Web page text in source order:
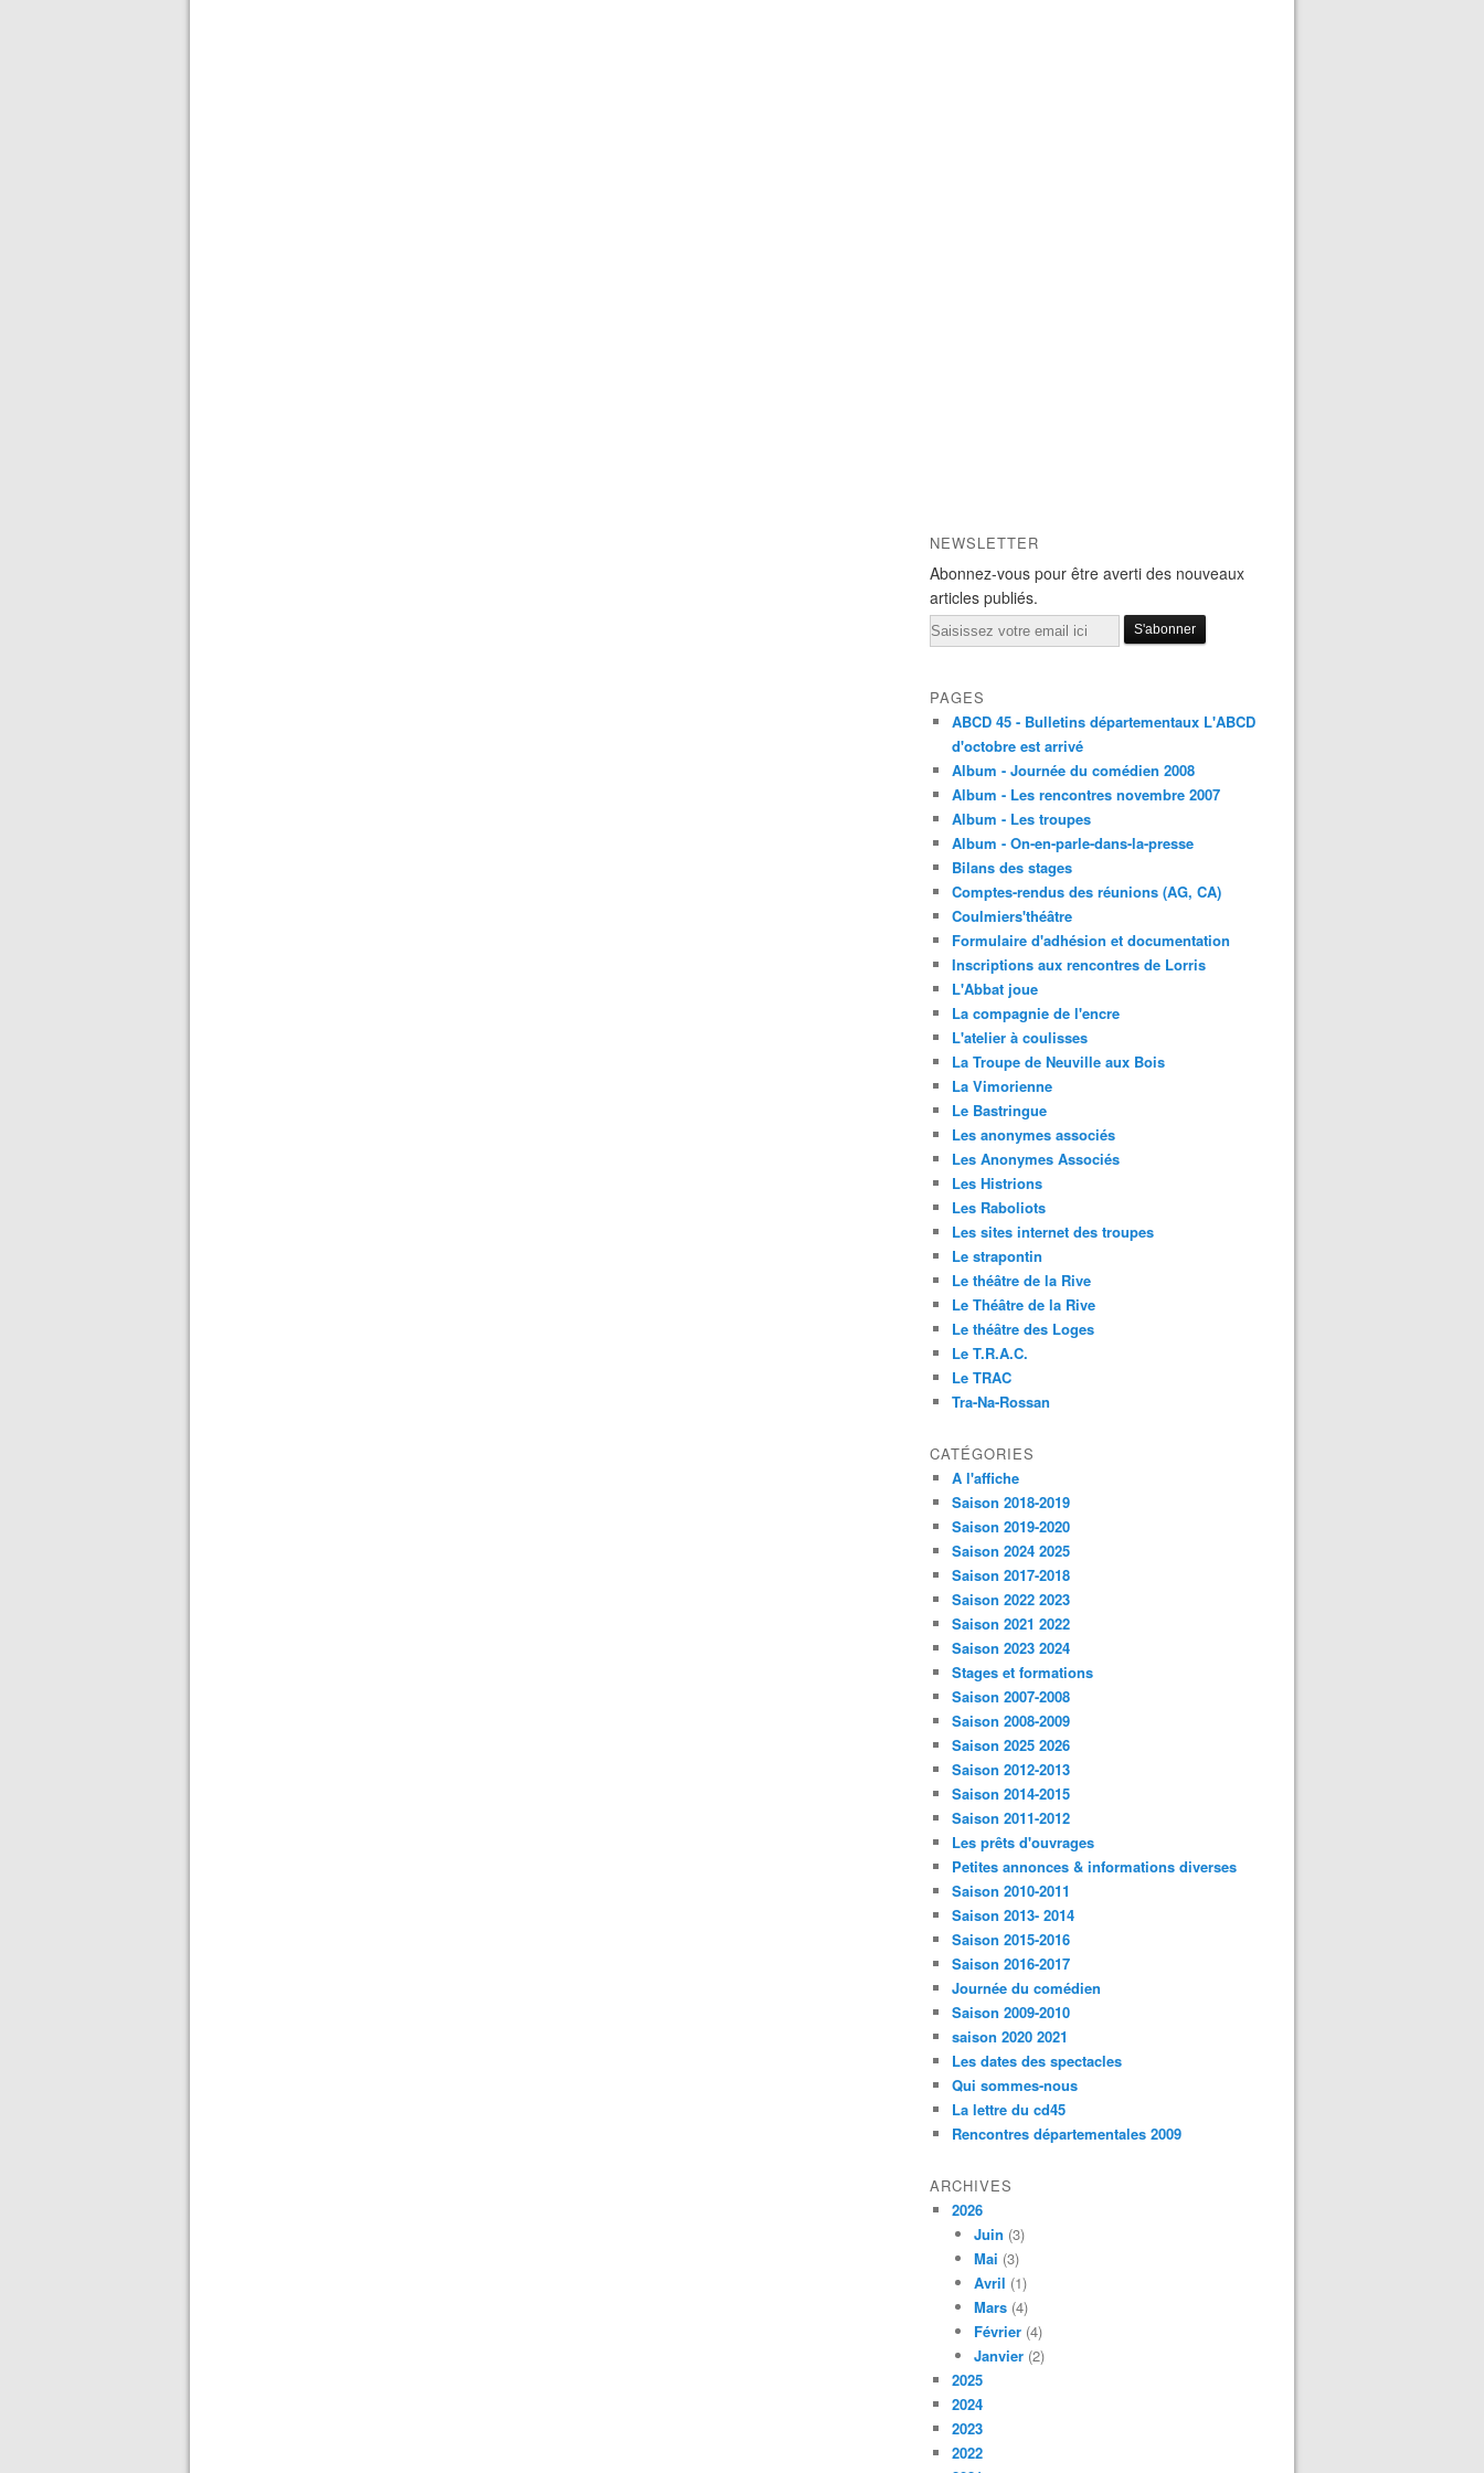
NEWSLETTER
Abonnez-vous pour être averti des nouveaux
articles publiés.
Email
PAGES
ABCD 45 - Bulletins départementaux L'ABCD
d'octobre est arrivé
Album - Journée du comédien 2008
Album - Les rencontres novembre 2007
Album - Les troupes
Album - On-en-parle-dans-la-presse
Bilans des stages
Comptes-rendus des réunions (AG, CA)
Coulmiers'théâtre
Formulaire d'adhésion et documentation
Inscriptions aux rencontres de Lorris
L'Abbat joue
La compagnie de l'encre
L'atelier à coulisses
La Troupe de Neuville aux Bois
La Vimorienne
Le Bastringue
Les anonymes associés
Les Anonymes Associés
Les Histrions
Les Raboliots
Les sites internet des troupes
Le strapontin
Le théâtre de la Rive
Le Théâtre de la Rive
Le théâtre des Loges
Le T.R.A.C.
Le TRAC
Tra-Na-Rossan
CATÉGORIES
A l'affiche
Saison 2018-2019
Saison 2019-2020
Saison 2024 2025
Saison 2017-2018
Saison 2022 2023
Saison 2021 2022
Saison 2023 2024
Stages et formations
Saison 2007-2008
Saison 2008-2009
Saison 2025 2026
Saison 2012-2013
Saison 2014-2015
Saison 2011-2012
Les prêts d'ouvrages
Petites annonces & informations diverses
Saison 2010-2011
Saison 2013- 2014
Saison 2015-2016
Saison 2016-2017
Journée du comédien
Saison 2009-2010
saison 2020 2021
Les dates des spectacles
Qui sommes-nous
La lettre du cd45
Rencontres départementales 2009
ARCHIVES
2026
Juin (3)
Mai (3)
Avril (1)
Mars (4)
Février (4)
Janvier (2)
2025
2024
2023
2022